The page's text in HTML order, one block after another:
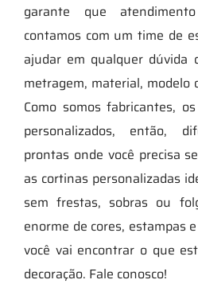
garante que
contamos com um time de
ajudar em qualquer dúvida
metragem, material, modelo
Como somos fabricantes,
personalizados, então,
prontas onde você precisa
as cortinas personalizadas
sem frestas, sobras ou
enorme de cores, estampas
você vai encontrar o que
decoração. Fale conosco!